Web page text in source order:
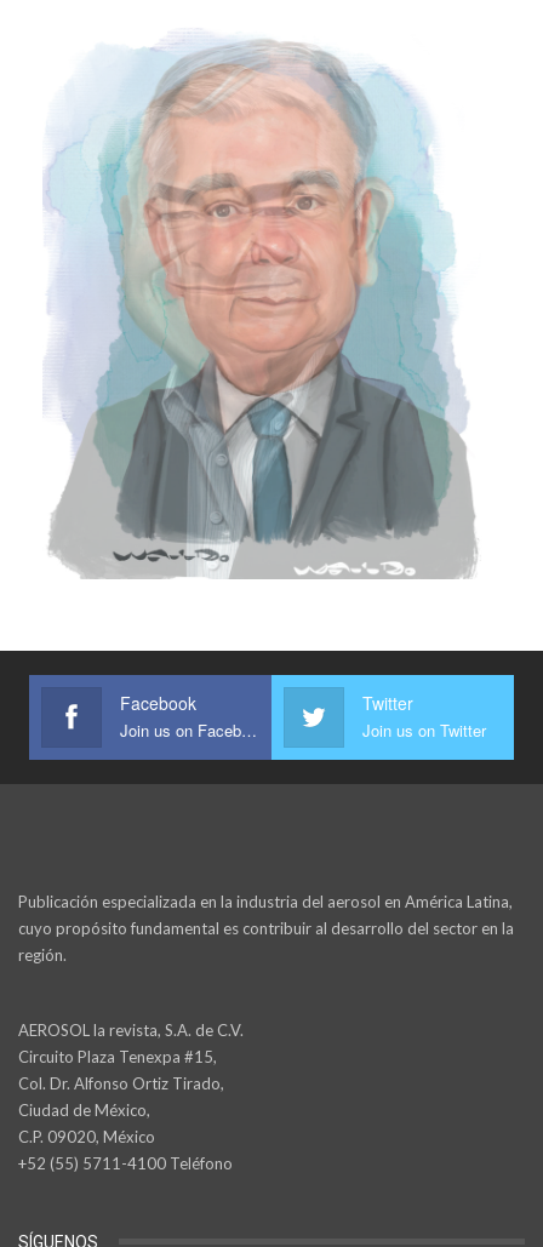
Facebook
Join us on Facebook
Twitter
Join us on Twitter
Publicación especializada en la industria del aerosol en América Latina,
cuyo propósito fundamental es contribuir al desarrollo del sector en la
región.
AEROSOL la revista, S.A. de C.V.
Circuito Plaza Tenexpa #15,
Col. Dr. Alfonso Ortiz Tirado,
Ciudad de México,
C.P. 09020, México
+52 (55) 5711-4100 Teléfono
SÍGUENOS